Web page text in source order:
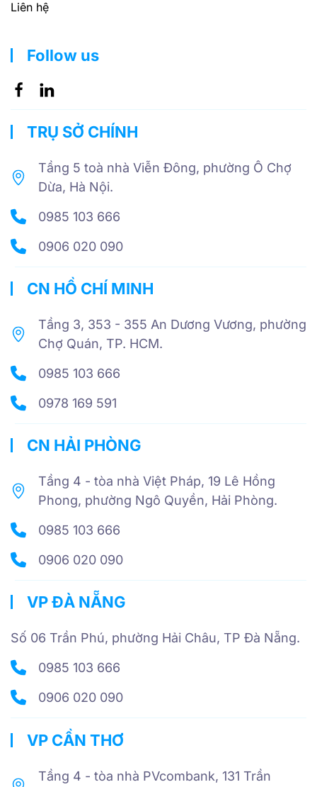
Liên hệ
Follow us
TRỤ SỞ CHÍNH
Tầng 5 toà nhà Viễn Đông, phường Ô Chợ
Dừa, Hà Nội.
0985 103 666
0906 020 090
CN HỒ CHÍ MINH
Tầng 3, 353 - 355 An Dương Vương, phường
Chợ Quán, TP. HCM.
0985 103 666
0978 169 591
CN HẢI PHÒNG
Tầng 4 - tòa nhà Việt Pháp, 19 Lê Hồng
Phong, phường Ngô Quyền, Hải Phòng.
0985 103 666
0906 020 090
VP ĐÀ NẴNG
Số 06 Trần Phú, phường Hải Châu, TP Đà Nẵng.
0985 103 666
0906 020 090
VP CẦN THƠ
Tầng 4 - tòa nhà PVcombank, 131 Trần